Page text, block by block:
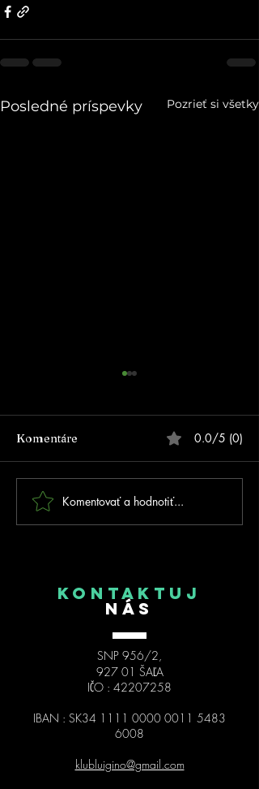
Posledné príspevky Pozrieť si všetky
FOTOGALÉRIA - Prvé
MSR na inline dráhe v
Komentáre 0.0/5 (0)
Komentovať a hodnotiť...
KONTAKTUJ
NÁS
SNP 956/2,
927 01 ŠAĽA
IČO : 42207258
IBAN : SK34 1111 0000 0011 5483
6008
klubluigino@gmail.com